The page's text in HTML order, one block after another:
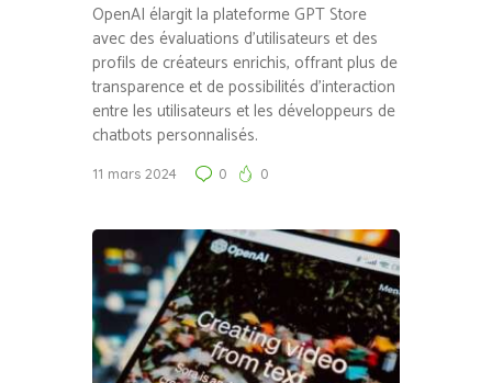
OpenAI élargit la plateforme GPT Store
avec des évaluations d’utilisateurs et des
profils de créateurs enrichis, offrant plus de
transparence et de possibilités d’interaction
entre les utilisateurs et les développeurs de
chatbots personnalisés.
11 mars 2024 0 0